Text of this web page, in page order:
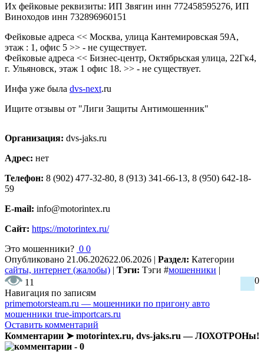
Их фейковые реквизиты: ИП Звягин инн 772458595276, ИП
Виноходов инн 732896960151
Фейковые адреса << Москва, улица Кантемировская 59А,
этаж : 1, офис 5 >> - не существует.
Фейковые адреса << Бизнес-центр, Октябрьская улица, 22Гк4,
г. Ульяновск, этаж 1 офис 18. >> - не существует.
Инфа уже была dvs-next.ru
Ищите отзывы от "Лиги Защиты Антимошенник"
Организация: dvs-jaks.ru
Адрес: нет
Телефон: 8 (902) 477-32-80, 8 (913) 341-66-13, 8 (950) 642-18-
59
E-mail: info@motorintex.ru
Сайт: https://motorintex.ru/
Это мошенники? 0 0
Опубликовано 21.06.202622.06.2026 | Раздел: Категории
сайты, интернет (жалобы) | Тэги: Тэги #мошенники |
11
0
Навигация по записям
primemotorsteam.ru — мошенники по пригону авто
мошенники true-importcars.ru
Оставить комментарий
Комментарии ➤ motorintex.ru, dvs-jaks.ru — ЛОХОТРОНы!
- 0